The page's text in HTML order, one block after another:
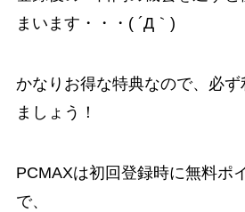
まいます・・・( ´Д｀)
かなりお得な特典なので、必ず
ましょう！
PCMAXは初回登録時に無料ポ
で、